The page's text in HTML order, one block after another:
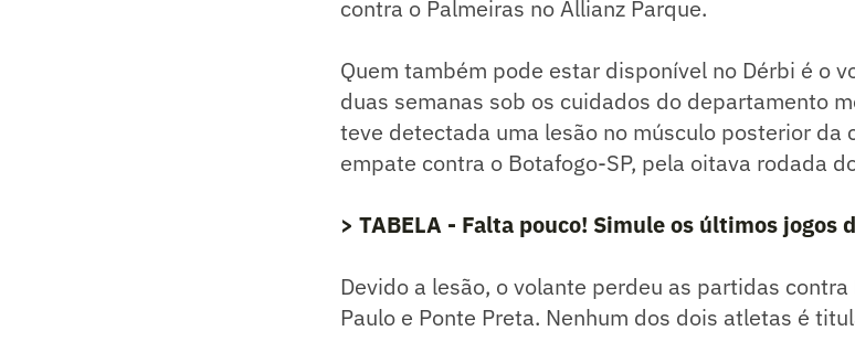
contra o Palmeiras no Allianz Parque.
Quem também pode estar disponível no Dérbi é o
duas semanas sob os cuidados do departamento
teve detectada uma lesão no músculo posterior da
empate contra o Botafogo-SP, pela oitava rodada
> TABELA - Falta pouco! Simule os últimos jogos
Devido a lesão, o volante perdeu as partidas
Paulo e Ponte Preta. Nenhum dos dois atletas é